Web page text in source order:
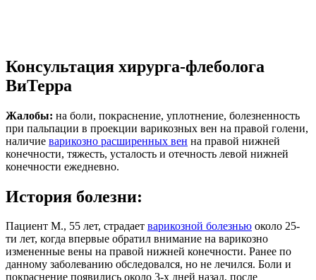
Консультация хирурга-флеболога
ВиТерра
Жалобы: на боли, покраснение, уплотнение, болезненность
при пальпации в проекции варикозных вен на правой голени,
наличие варикозно расширенных вен на правой нижней
конечности, тяжесть, усталость и отечность левой нижней
конечности ежедневно.
История болезни:
Пациент М., 55 лет, страдает варикозной болезнью около 25-
ти лет, когда впервые обратил внимание на варикозно
измененные вены на правой нижней конечности. Ранее по
данному заболеванию обследовался, но не лечился. Боли и
покраснение появились около 3-х дней назад, после